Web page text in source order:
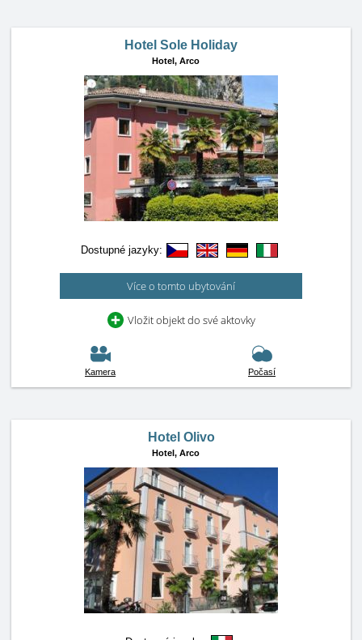
Hotel Sole Holiday
Hotel, Arco
Dostupné jazyky:
Více o tomto ubytování
Vložit objekt do své aktovky
Kamera Počasí
Hotel Olivo
Hotel, Arco